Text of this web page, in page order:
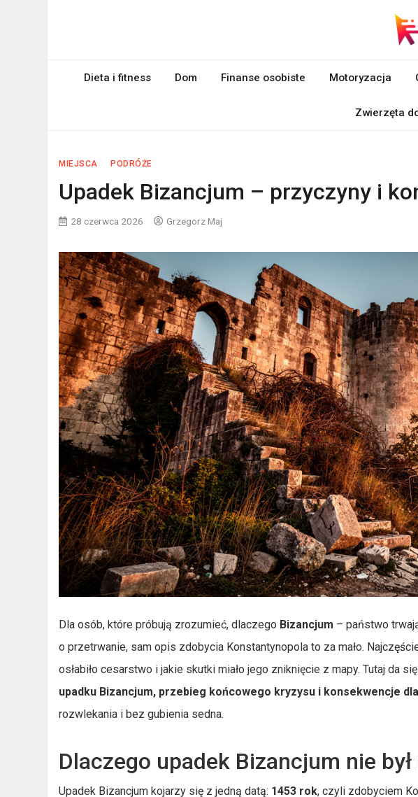
myPageRank.pl
Dieta i fitness Dom Finanse osobiste Motoryzacja
Zwierzęta
MIEJSCA PODRÓŻE
Upadek Bizancjum – przyczyny i
28 czerwca 2026 Grzegorz Maj
Dla osób, które próbują zrozumieć, dlaczego Bizancjum – państwo
o przetrwanie, sam opis zdobycia Konstantynopola to za mało.
osłabiło cesarstwo i jakie skutki miało jego zniknięcie z mapy. Tutaj da
upadku Bizancjum, przebieg końcowego kryzysu i konsekwencje
rozwlekania i bez gubienia sedna.
Dlaczego upadek Bizancjum nie był
Upadek Bizancjum kojarzy się z jedną datą: 1453 rok, czyli zdobyciem